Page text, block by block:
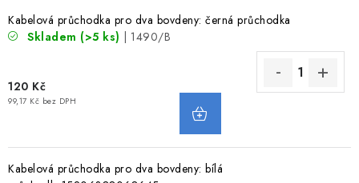
VODNÍ SPORTY
PŘÍSLUŠENSTVÍ K MOTORŮM
Kabelová průchodka pro dva bovdeny: černá průchodka
Skladem (>5 ks) | 1490/B
120 Kč
99,17 Kč bez DPH
Kabelová průchodka pro dva bovdeny: bílá